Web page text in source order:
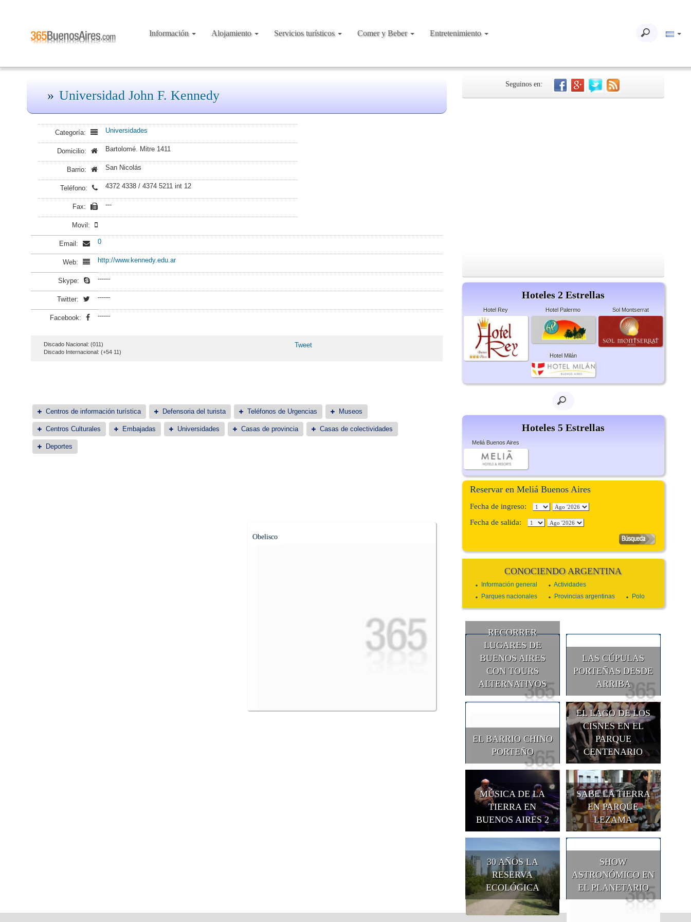
Información Alojamiento Servicios turísticos Comer y Beber Entretenimiento
Universidad John F. Kennedy
Categoría: Universidades
Domicilio: Bartolomé. Mitre 1411
Barrio: San Nicolás
Teléfono: 4372 4338 / 4374 5211 int 12
Fax: ---
Movil:
Email: 0
Web: http://www.kennedy.edu.ar
Skype: ------
Twitter: ------
Facebook: ------
Discado Nacional: (011)
Discado Internacional: (+54 11)
Tweet
Centros de información turística Defensoria del turista Teléfonos de Urgencias Museos
Centros Culturales Embajadas Universidades Casas de provincia Casas de colectividades
Deportes
Obelisco
Seguinos en:
Hoteles 2 Estrellas
Hotel Rey Hotel Palermo Sol Montserrat
Hotel Milán
Hoteles 5 Estrellas
Meliá Buenos Aires
Reservar en Meliá Buenos Aires
Fecha de ingreso:
Fecha de salida:
CONOCIENDO ARGENTINA
Información general
Actividades
Parques nacionales
Provincias argentinas Polo
RECORRER
LUGARES DE
BUENOS AIRES
CON TOURS
ALTERNATIVOS
LAS CÚPULAS
PORTEÑAS DESDE
ARRIBA
EL BARRIO CHINO
PORTEÑO
EL LAGO DE LOS
CISNES EN EL
PARQUE
CENTENARIO
MÚSICA DE LA
TIERRA EN
BUENOS AIRES 2
SABE LA TIERRA
EN PARQUE
LEZAMA
30 AÑOS LA
RESERVA
ECOLÓGICA
SHOW
ASTRONÓMICO EN
EL PLANETARIO